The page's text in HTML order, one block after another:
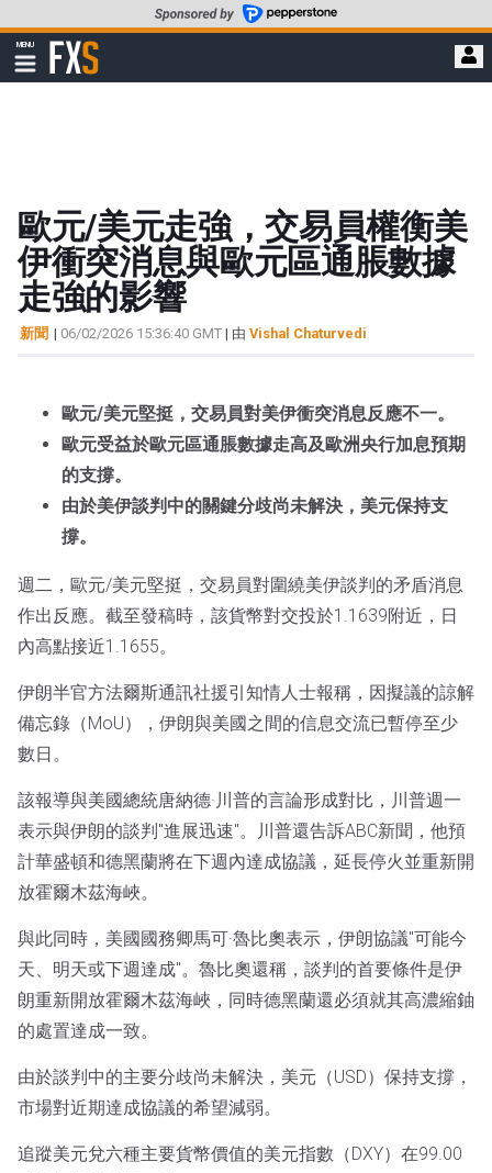
至
要
MENU
顯
示
FXStreet
歐元/美元走強，交易員權衡美
伊衝突消息與歐元區通脹數據
走強的影響
新聞 | 06/02/2026 15:36:40 GMT | 由 Vishal Chaturvedi
歐元/美元堅挺，交易員對美伊衝突消息反應不一。
歐元受益於歐元區通脹數據走高及歐洲央行加息預期
的支撐。
由於美伊談判中的關鍵分歧尚未解決，美元保持支
撐。
週二，歐元/美元堅挺，交易員對圍繞美伊談判的矛盾消息
作出反應。截至發稿時，該貨幣對交投於1.1639附近，日
內高點接近1.1655。
伊朗半官方法爾斯通訊社援引知情人士報稱，因擬議的諒解
備忘錄（MoU），伊朗與美國之間的信息交流已暫停至少
數日。
該報導與美國總統唐納德·川普的言論形成對比，川普週一
表示與伊朗的談判"進展迅速"。川普還告訴ABC新聞，他預
計華盛頓和德黑蘭將在下週內達成協議，延長停火並重新開
放霍爾木茲海峽。
與此同時，美國國務卿馬可·魯比奧表示，伊朗協議"可能今
天、明天或下週達成"。魯比奧還稱，談判的首要條件是伊
朗重新開放霍爾木茲海峽，同時德黑蘭還必須就其高濃縮鈾
的處置達成一致。
由於談判中的主要分歧尚未解決，美元（USD）保持支撐，
市場對近期達成協議的希望減弱。
追蹤美元兌六種主要貨幣價值的美元指數（DXY）在99.00